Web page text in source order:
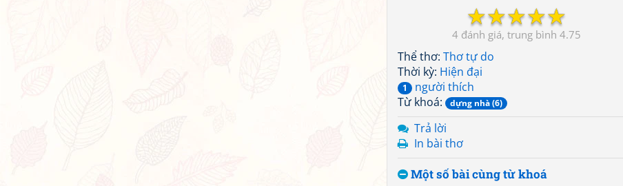
☆
☆
☆
☆
☆
4 4.75
Thể thơ: Thơ tự do
Thời kỳ: Hiện đại
1
người thích
Từ khoá:
dựng nhà (6)
Trả lời
In bài thơ
Một số bài cùng từ khoá